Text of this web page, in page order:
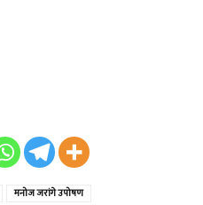
मनोज जरांगे उपोषण